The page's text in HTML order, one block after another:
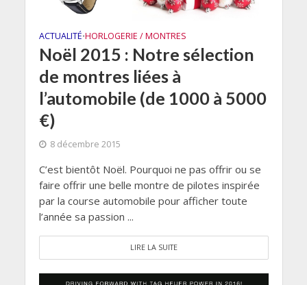
ACTUALITÉ•HORLOGERIE / MONTRES
Noël 2015 : Notre sélection
de montres liées à
l’automobile (de 1000 à 5000
€)
8 décembre 2015
C’est bientôt Noël. Pourquoi ne pas offrir ou se
faire offrir une belle montre de pilotes inspirée
par la course automobile pour afficher toute
l’année sa passion ...
LIRE LA SUITE